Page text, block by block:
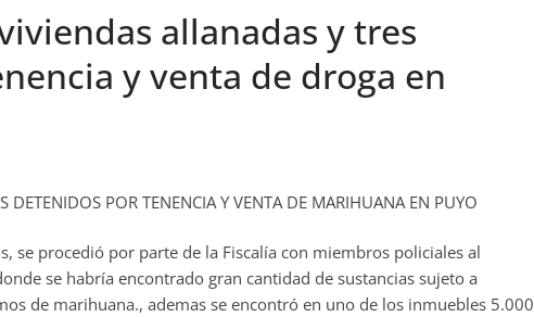
allanadas y tres
y venta de droga en
DETENIDOS POR TENENCIA Y VENTA DE MARIHUANA EN PUYO
se procedió por parte de la Fiscalía con miembros policiales al
se habría encontrado gran cantidad de sustancias sujeto a
de marihuana., ademas se encontró en uno de los inmuebles 5.000